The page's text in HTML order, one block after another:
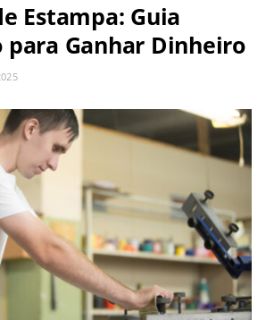
Estampa: Guia
para Ganhar Dinheiro